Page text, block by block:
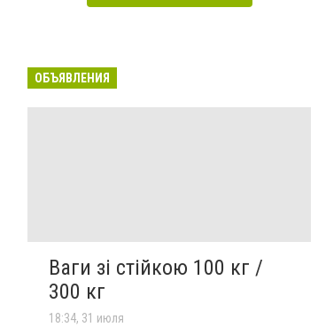
ОБЪЯВЛЕНИЯ
Ваги зі стійкою 100 кг /
300 кг
18:34, 31 июля